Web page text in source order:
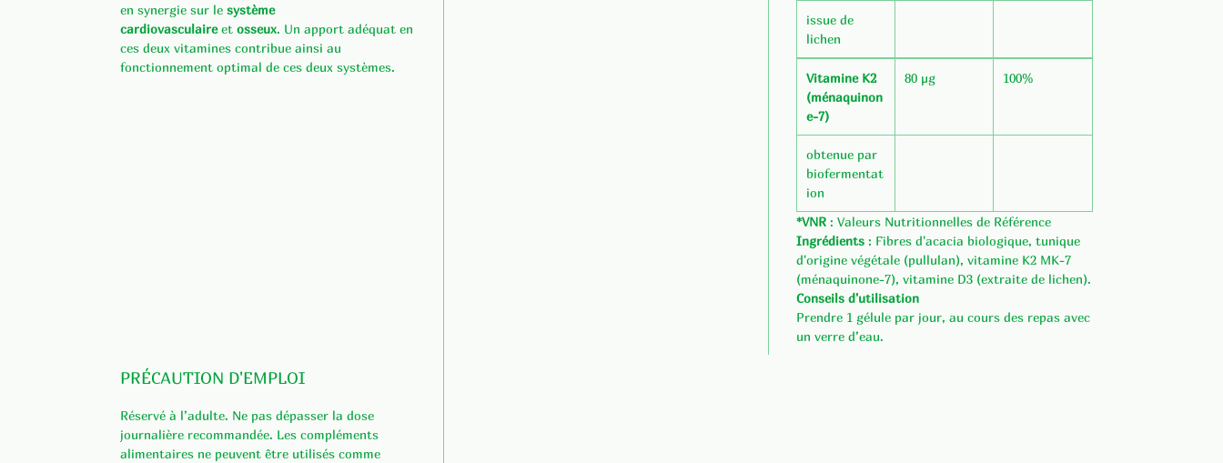
en synergie sur le système
cardiovasculaireet osseux. Un apport adéquat en
ces deux vitamines contribue ainsi au
fonctionnement optimal de ces deux systèmes.
issue de
lichen
Vitamine K2
(ménaquinon
e-7)
80 µg 100%
obtenue par
biofermentat
ion
*VNR: Valeurs Nutritionnelles de Référence
Ingrédients: Fibres d'acacia biologique, tunique
d'origine végétale (pullulan), vitamine K2 MK-7
(ménaquinone-7), vitamine D3 (extraite de lichen).
Conseils d'utilisation
Prendre 1 gélule par jour, au cours des repas avec
un verre d’eau.
PRÉCAUTION D'EMPLOI
Réservé à l’adulte. Ne pas dépasser la dose
journalière recommandée. Les compléments
alimentaires ne peuvent être utilisés comme